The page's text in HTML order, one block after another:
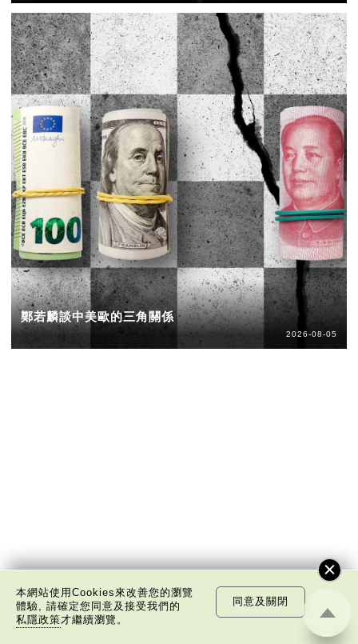
鄭若麟談中美歐的三角關係
2026-08-05
本網站使用Cookies來改善您的瀏覽
體驗, 請確定您同意及接受我們的
私隱政策才繼續瀏覽。
同意及關閉